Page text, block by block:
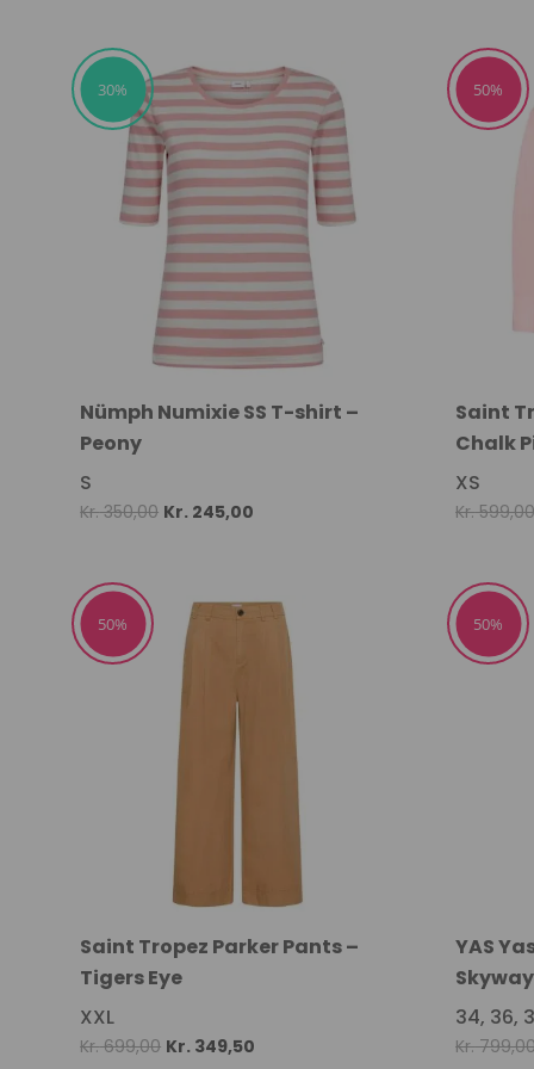
Kr. 600,00. Kr. 300,00.
30%
Nümph Numixie SS T-shirt –
Peony
S
Kr.350,00 Original
Kr. 350,00.
Kr. 245,00
Kr. 245,00.
50%
Saint
Chalk
XS
Kr.
50%
Saint Tropez Parker Pants –
Tigers Eye
XXL
Kr.699,00 Original
Kr. 349,50
50%
YAS
Skyway
34, 36,
Kr.